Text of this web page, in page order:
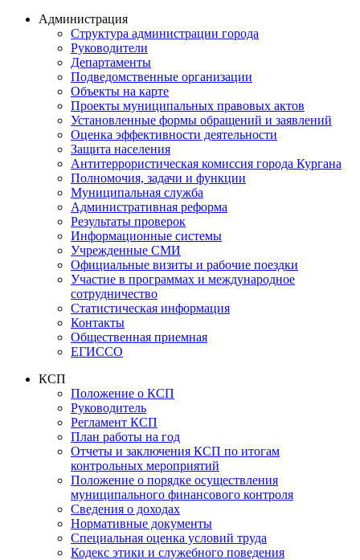
Администрация
Структура администрации города
Руководители
Департаменты
Подведомственные организации
Объекты на карте
Проекты муниципальных правовых актов
Установленные формы обращений и заявлений
Оценка эффективности деятельности
Защита населения
Антитеррористическая комиссия города Кургана
Полномочия, задачи и функции
Муниципальная служба
Административная реформа
Результаты проверок
Информационные системы
Учрежденные СМИ
Официальные визиты и рабочие поездки
Участие в программах и международное
сотрудничество
Статистическая информация
Контакты
Общественная приемная
ЕГИССО
КСП
Положение о КСП
Руководитель
Регламент КСП
План работы на год
Отчеты и заключения КСП по итогам
контрольных мероприятий
Положение о порядке осуществления
муниципального финансового контроля
Сведения о доходах
Нормативные документы
Специальная оценка условий труда
Кодекс этики и служебного поведения